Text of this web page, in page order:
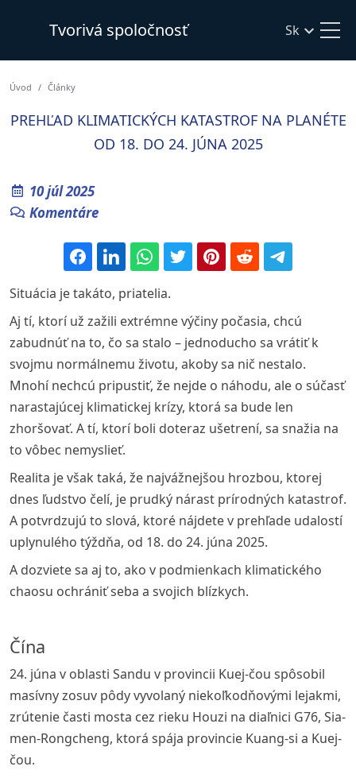
Tvorivá spoločnosť Sk
Úvod Články
PREHĽAD KLIMATICKÝCH KATASTROF NA PLANÉTE
OD 18. DO 24. JÚNA 2025
10 júl 2025
Komentáre
Situácia je takáto, priatelia.
Aj tí, ktorí už zažili extrémne výčiny počasia, chcú
zabudnúť na to, čo sa stalo – jednoducho sa vrátiť k
svojmu normálnemu životu, akoby sa nič nestalo.
Mnohí nechcú pripustiť, že nejde o náhodu, ale o súčasť
narastajúcej klimatickej krízy, ktorá sa bude len
zhoršovať. A tí, ktorí boli doteraz ušetrení, sa snažia na
to vôbec nemyslieť.
Realita je však taká, že najvážnejšou hrozbou, ktorej
dnes ľudstvo čelí, je prudký nárast prírodných katastrof.
A potvrdzujú to slová, ktoré nájdete v prehľade udalostí
uplynulého týždňa, od 18. do 24. júna 2025.
A dozviete sa aj to, ako v podmienkach klimatického
chaosu ochrániť seba a svojich blízkych.
Čína
24. júna v oblasti Sandu v provincii Kuej-čou spôsobil
masívny zosuv pôdy vyvolaný niekoľkodňovými lejakmi,
zrútenie časti mosta cez rieku Houzi na diaľnici G76, Sia-
men-Rongcheng, ktorá spája provincie Kuang-si a Kuej-
čou.